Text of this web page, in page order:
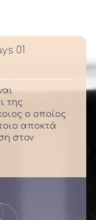
01
της
ο οποίος
αποκτά
στον